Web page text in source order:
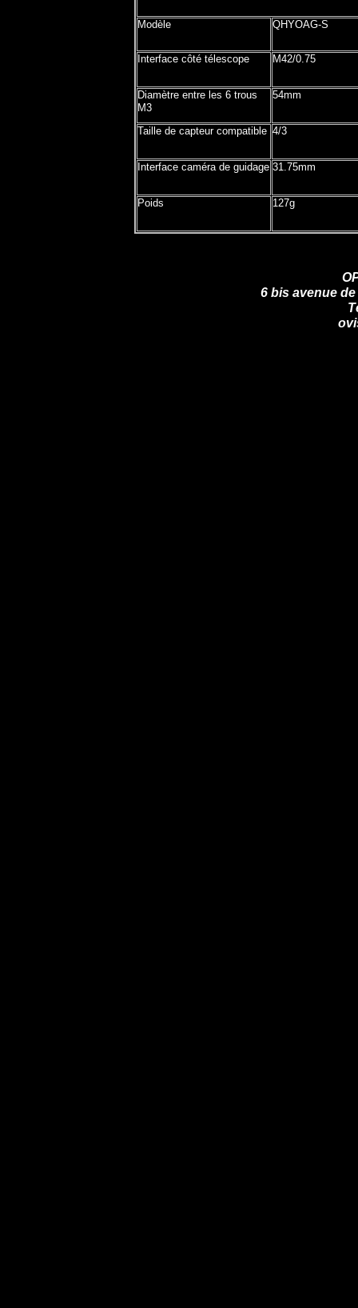
6 bis avenue
Modèle QHYOAG-S
Interface côté télescope M42/0.75
Diamètre entre les 6 trous
M3
54mm
Taille de capteur compatible 4/3
Interface caméra de guidage 31.75mm
Poids 127g